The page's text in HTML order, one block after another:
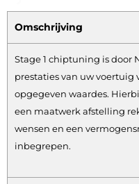
Omschrijving
Stage 1 chiptuning is door
prestaties van uw voertuig
opgegeven waardes.
een maatwerk afstelling
wensen en een
inbegrepen.